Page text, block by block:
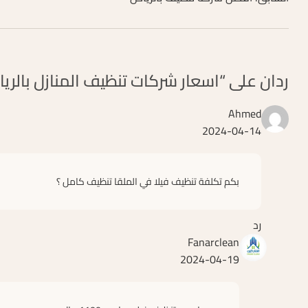
ردان على “اسعار شركات تنظيف المنازل
Ahmed
2024-04-14
بكم تكلفة تنظيف فيلا في الملقا تنظيف كامل ؟
رد
Fanarclean
2024-04-19